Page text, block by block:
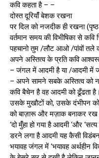
कवि कहता है – –
दोस्त दूरियांँ बेशक रखना
पर दिल को नजदीक ही रखना
वर्तमान समय की विभीषिका से कवि
पहचानो तुम /लौट आओ /पांवों
अपने अस्तित्व के प्रति कवि
– जंगल में आदमी है या /आदमी
– अपने सामने सबके अस्तित्व को
कवि बैचेन है वह आदमी को ढूँढता
उसके मुखौटों को, उसके दंभीपन
को बाज़ारू और मज़ाक बनाकर रख
‘दो मुंँहा हो गया है आदमी ‘और
डरने लगा है आदमी यह कैसी
भयावह जंगल में ‘भयावह अर्थहीन